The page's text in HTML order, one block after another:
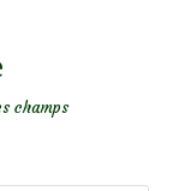
champs